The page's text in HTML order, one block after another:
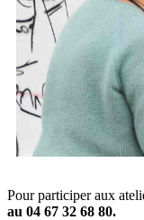
Pour participer aux
au 04 67 32 68 80.